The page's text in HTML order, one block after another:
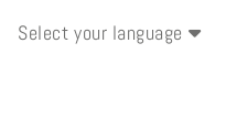
Select your language